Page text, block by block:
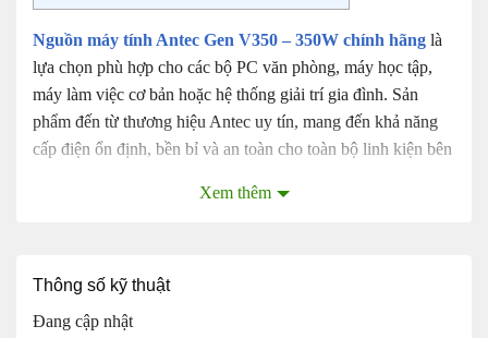
Nguồn máy tính Antec Gen V350 – 350W chính hãng là
lựa chọn phù hợp cho các bộ PC văn phòng, máy học tập,
máy làm việc cơ bản hoặc hệ thống giải trí gia đình. Sản
phẩm đến từ thương hiệu Antec uy tín, mang đến khả năng
cấp điện ổn định, bền bỉ và an toàn cho toàn bộ linh kiện bên
Thiết Kế Gọn Gàng, Phù Hợp Nhiều Cấu
Xem thêm
Thông số kỹ thuật
Đang cập nhật